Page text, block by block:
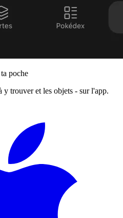
poche
y trouver et les objets - sur l'app.